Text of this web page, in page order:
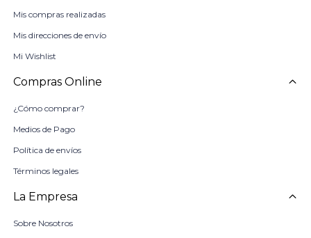
Mis compras realizadas
Mis direcciones de envío
Mi Wishlist
Compras Online
¿Cómo comprar?
Medios de Pago
Política de envíos
Términos legales
La Empresa
Sobre Nosotros